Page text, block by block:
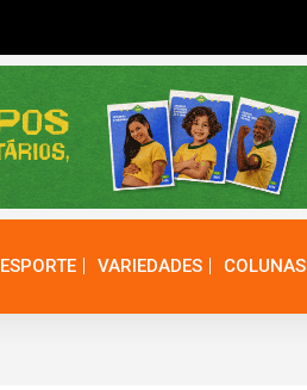
ESPORTE VARIEDADES COLUNAS